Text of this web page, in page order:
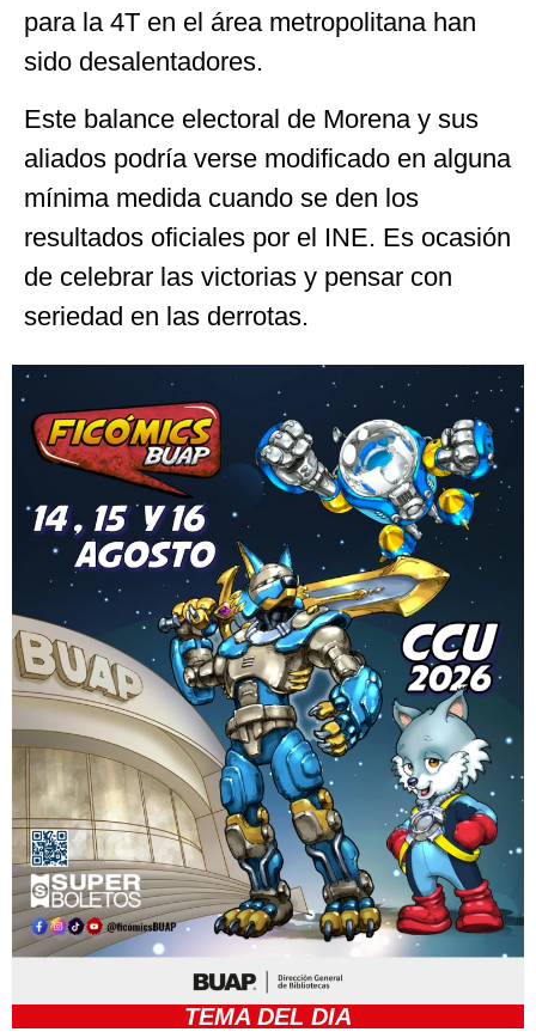
para la 4T en el área metropolitana han
sido desalentadores.
Este balance electoral de Morena y sus
aliados podría verse modificado en alguna
mínima medida cuando se den los
resultados oficiales por el INE. Es ocasión
de celebrar las victorias y pensar con
seriedad en las derrotas.
TEMA DEL DIA